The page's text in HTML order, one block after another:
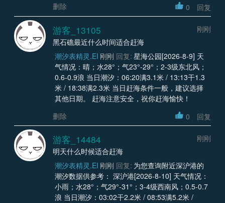
删除
0 回复
游客_13105
刚刚
黑石礁最近什么时间适合赶海
潮汐表精灵.EI 刚刚 回复: 星海公园[2026-8-9] 天
气情况：晴；水28°；气23°-29°；2-3级东北风；
0.6-0.9浪 当日潮汐：06:20满3.1米 / 13:13干1.3
米 / 18:38满2.3米 当日赶海条件一般，建议选择
其他日期。 赶海注意安全，祝你赶海愉快！
删除
0 回复
游客_14484
刚刚
明天什么时候适合赶海
潮汐表精灵.EI 刚刚 回复: 为您查询附近深沪港的
潮汐数据供参考： 深沪港[2026-8-10] 天气情况：
小雨；水28°；气29°-31°；3-4级西南风；0.5-0.7
浪 当日潮汐：03:02干2.2米 / 08:53满5.2米 /